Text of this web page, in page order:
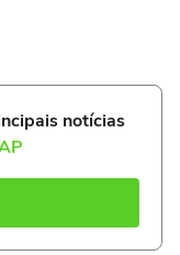
notícias